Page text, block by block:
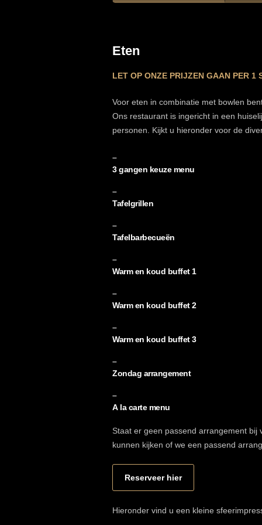
Eten
LET OP ONZE PRIJZEN GAAN PER 1
Voor eten in combinatie met bowlen
Ons restaurant is ingericht in een
personen. Kijkt u hieronder voor de
–
3 gangen keuze menu
–
Tafelgrillen
–
Tafelbarbecueën
–
Warm en koud buffet 1
–
Warm en koud buffet 2
–
Warm en koud buffet 3
–
Zondag arrangement
–
A la carte menu
Staat er geen passend arrangement
kunnen kijken of we een passend
Reserveer hier
Hieronder vind u een kleine